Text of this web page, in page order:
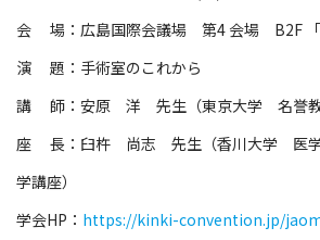
会 場：広島国際会議場 第4 会場 B2F 「
演 題：手術室のこれから
講 師：安原 洋 先生（東京大学 名誉教
座 長：臼杵 尚志 先生（香川大学 医
学講座）
学会HP： https://kinki-convention.jp/